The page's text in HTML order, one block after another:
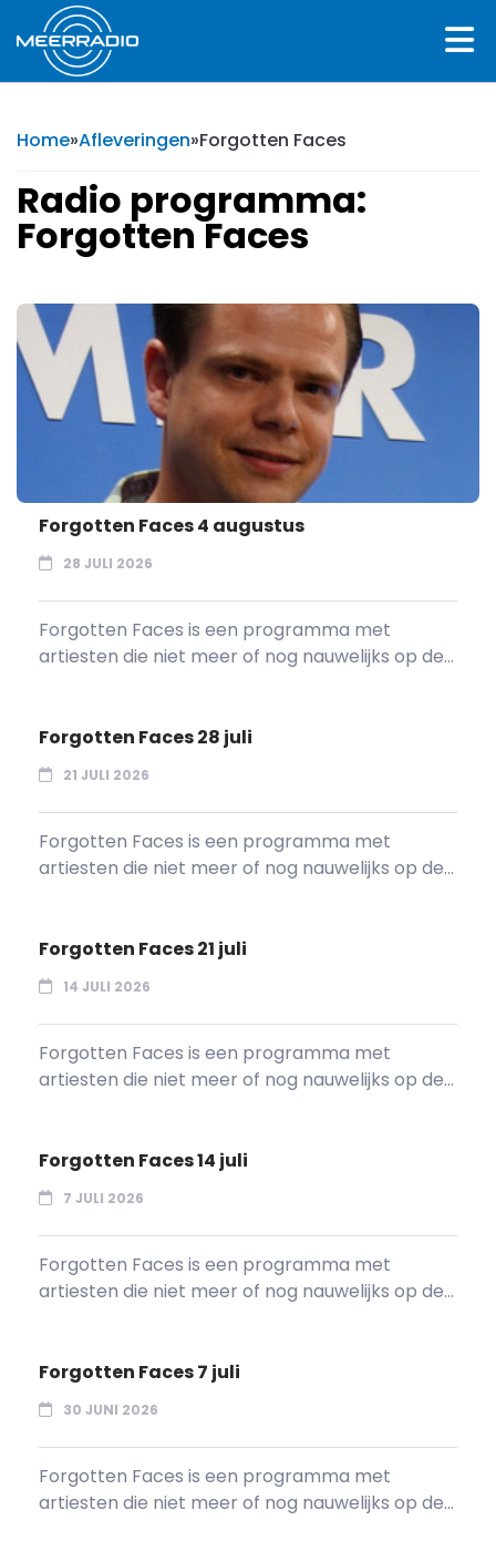
Home»Afleveringen»Forgotten Faces
Radio programma:
Forgotten Faces
Forgotten Faces 4 augustus
28 JULI 2026
Forgotten Faces is een programma met
artiesten die niet meer of nog nauwelijks op de...
Forgotten Faces 28 juli
21 JULI 2026
Forgotten Faces is een programma met
artiesten die niet meer of nog nauwelijks op de...
Forgotten Faces 21 juli
14 JULI 2026
Forgotten Faces is een programma met
artiesten die niet meer of nog nauwelijks op de...
Forgotten Faces 14 juli
7 JULI 2026
Forgotten Faces is een programma met
artiesten die niet meer of nog nauwelijks op de...
Forgotten Faces 7 juli
30 JUNI 2026
Forgotten Faces is een programma met
artiesten die niet meer of nog nauwelijks op de...